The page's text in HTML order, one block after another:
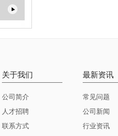
关于我们
公司简介
人才招聘
联系方式
最新资讯
常见问题
公司新闻
行业资讯